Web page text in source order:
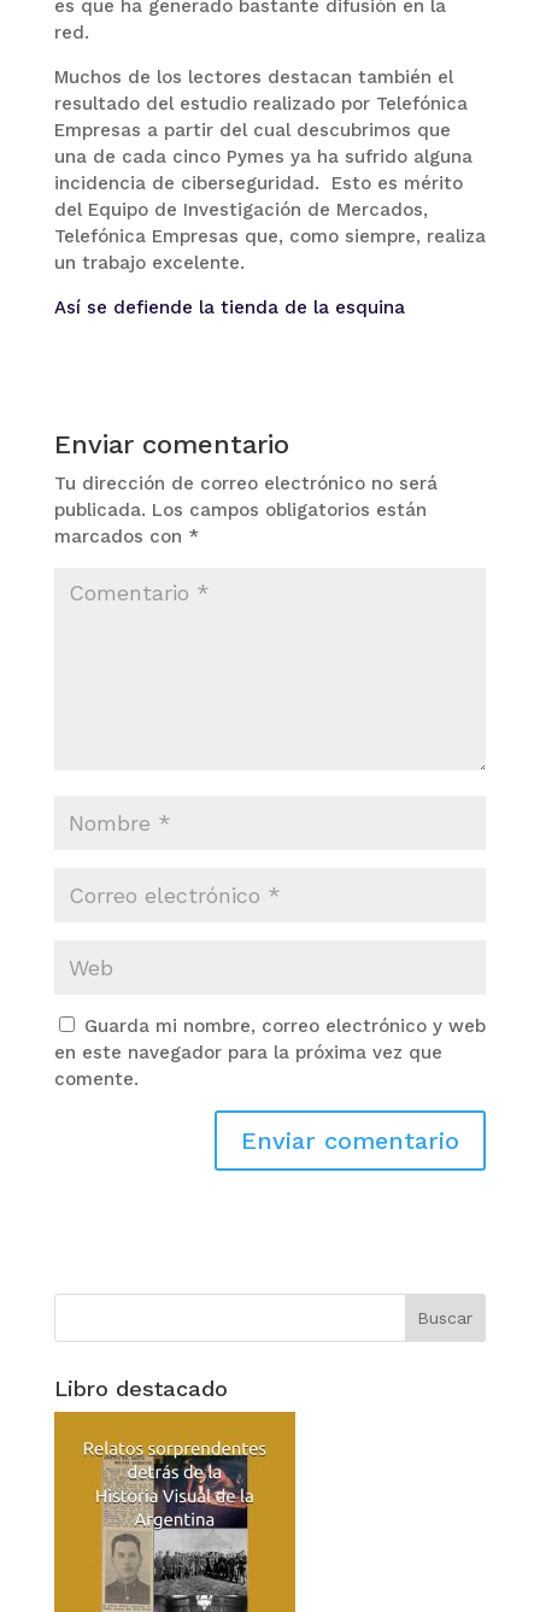
es que ha generado bastante difusión en la
red.
Muchos de los lectores destacan también el
resultado del estudio realizado por Telefónica
Empresas a partir del cual descubrimos que
una de cada cinco Pymes ya ha sufrido alguna
incidencia de ciberseguridad. Esto es mérito
del Equipo de Investigación de Mercados,
Telefónica Empresas que, como siempre, realiza
un trabajo excelente.
Así se defiende la tienda de la esquina
Enviar comentario
Tu dirección de correo electrónico no será
publicada. Los campos obligatorios están
marcados con *
Guarda mi nombre, correo electrónico y web
en este navegador para la próxima vez que
comente.
Libro destacado